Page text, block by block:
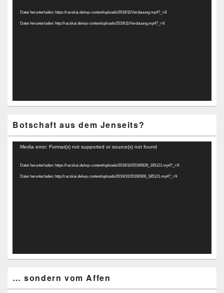
Datei herunterladen: https://racskai.de/wp-content/uploads/2019/11/Verdauung.mp4?_=8
Datei herunterladen: http://racskai.de/wp-content/uploads/2019/11/Verdauung.mp4?_=8
Botschaft aus dem Jenseits?
Video-
Media error: Format(s) not supported or source(s) not found
Datei herunterladen: https://racskai.de/wp-content/uploads/2019/10/20190928_185121.mp4?_=9
Datei herunterladen: http://racskai.de/wp-content/uploads/2019/10/20190928_185121.mp4?_=9
… sondern vom Affen